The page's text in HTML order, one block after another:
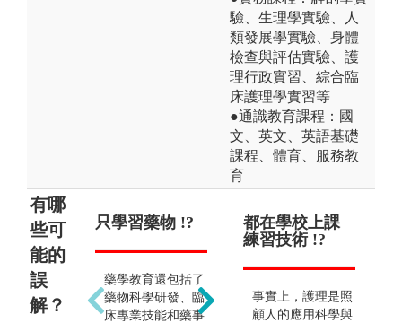
驗、生理學實驗、人
類發展學實驗、身體
檢查與評估實驗、護
理行政實習、綜合臨
床護理學實習等
●通識教育課程：國
文、英文、英語基礎
課程、體育、服務教
育
有哪
些可
能的
誤
解？
只學習藥物 !?
藥學教育還包括了
藥物科學研發、臨
床專業技能和藥事
只能當藥師 !?
作外，也可從事藥
品生產、研發、行
都在學校上課
練習技術 !?
事實上，護理是照
顧人的應用科學與